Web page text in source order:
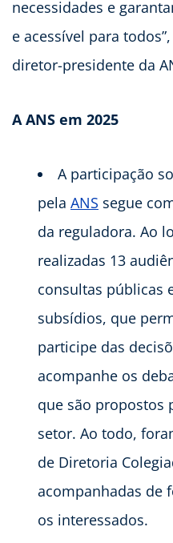
necessidades e
e acessível para
diretor-presidente da
A ANS em 2025
A participação
pela ANS segue
da reguladora. Ao
realizadas 13
consultas públicas
subsídios, que
participe das
acompanhe os
que são propostos
setor. Ao todo,
de Diretoria
acompanhadas de
os interessados.